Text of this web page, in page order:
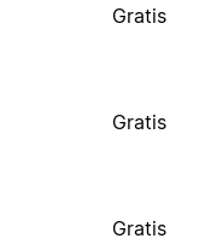
Gratis
Gratis
Gratis